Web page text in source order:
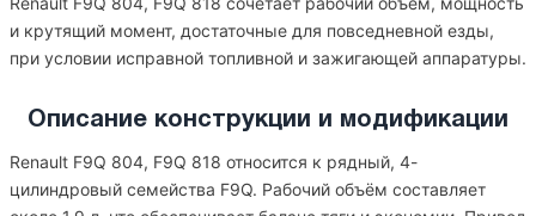
и крутящий момент, достаточные для повседневной езды,
при условии исправной топливной и зажигающей аппаратуры.
Описание конструкции и модификации
Renault F9Q 804, F9Q 818 относится к рядный, 4-
цилиндровый семейства F9Q. Рабочий объём составляет